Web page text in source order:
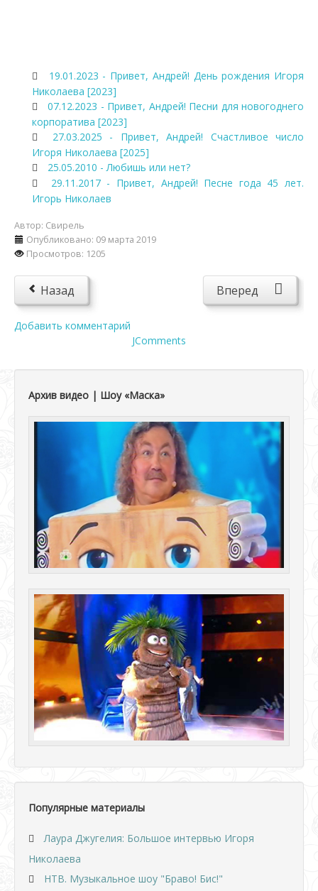
19.01.2023 - Привет, Андрей! День рождения Игоря
Николаева [2023]
07.12.2023 - Привет, Андрей! Песни для новогоднего
корпоратива [2023]
27.03.2025 - Привет, Андрей! Счастливое число
Игоря Николаева [2025]
25.05.2010 - Любишь или нет?
29.11.2017 - Привет, Андрей! Песне года 45 лет.
Игорь Николаев
Автор: Свирель
Опубликовано: 09 марта 2019
Просмотров: 1205
Назад Вперед
Добавить комментарий
JComments
Архив видео | Шоу «Маска»
Популярные материалы
Лаура Джугелия: Большое интервью Игоря
Николаева
НТВ. Музыкальное шоу "Браво! Бис!"